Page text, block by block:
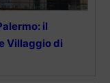
il
Villaggio di